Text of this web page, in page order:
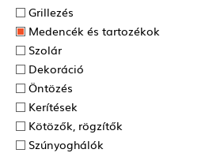
Grillezés
Medencék és tartozékok
Szolár
Dekoráció
Öntözés
Kerítések
Kötözők, rögzítők
Szúnyoghálók